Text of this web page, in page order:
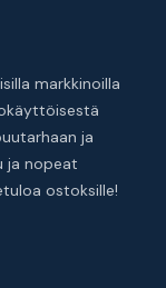
markkinoilla
ja
ja nopeat
ostoksille!